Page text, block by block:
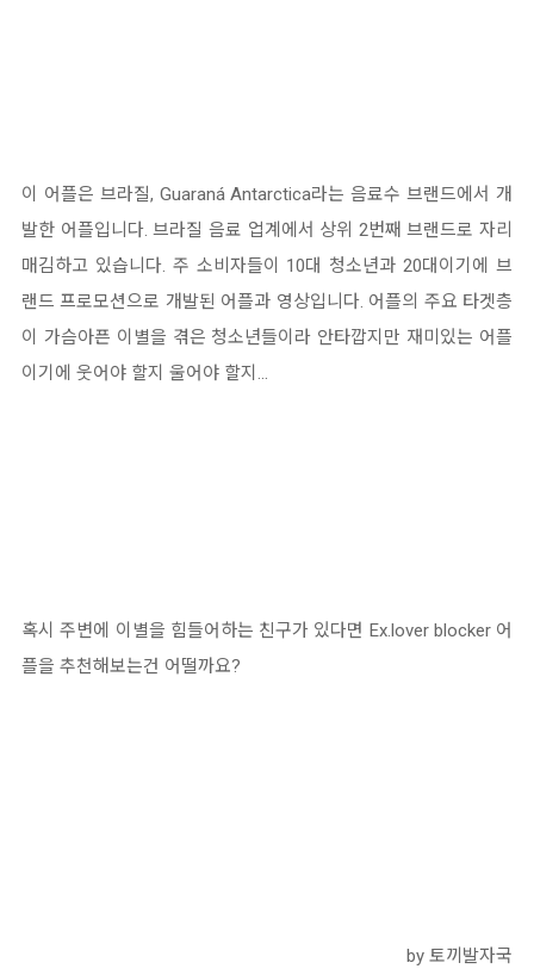
이 어플은 브라질, Guaraná Antarctica라는 음료수 브랜드에서 개
발한 어플입니다. 브라질 음료 업계에서 상위 2번째 브랜드로 자리
매김하고 있습니다. 주 소비자들이 10대 청소년과 20대이기에 브
랜드 프로모션으로 개발된 어플과 영상입니다. 어플의 주요 타겟층
이 가슴아픈 이별을 겪은 청소년들이라 안타깝지만 재미있는 어플
이기에 웃어야 할지 울어야 할지...
혹시 주변에 이별을 힘들어하는 친구가 있다면 Ex.lover blocker 어
플을 추천해보는건 어떨까요?
by 토끼발자국